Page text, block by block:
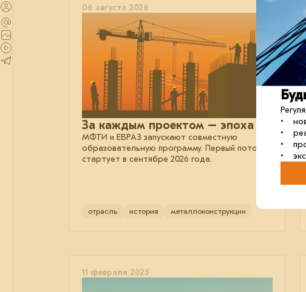
06 августа 2026
За каждым проектом – эпоха
МФТИ и ЕВРАЗ запускают совместную
образовательную программу. Первый поток
стартует в сентябре 2026 года.
отрасль история металлоконструкции
11 февраля 2025
•
•
•
•